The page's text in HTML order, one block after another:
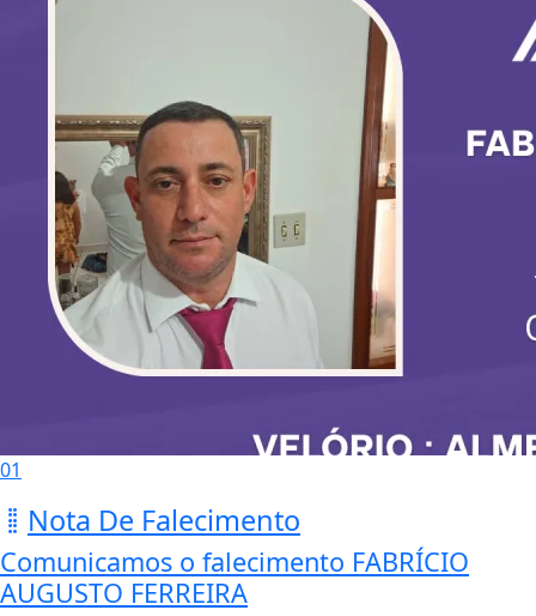
01
Nota De Falecimento
Comunicamos o falecimento FABRÍCIO
AUGUSTO FERREIRA